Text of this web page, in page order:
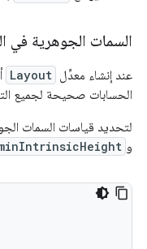
السمات الجوهرية في
عند إنشاء معدِّل Layout
الحسابات صحيحة لجميع
لتحديد قياسات السمات
و